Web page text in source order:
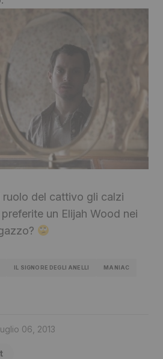
ruolo del cattivo gli calzi
un Elijah Wood nei
IL SIGNORE DEGLI ANELLI MANIAC
06, 2013